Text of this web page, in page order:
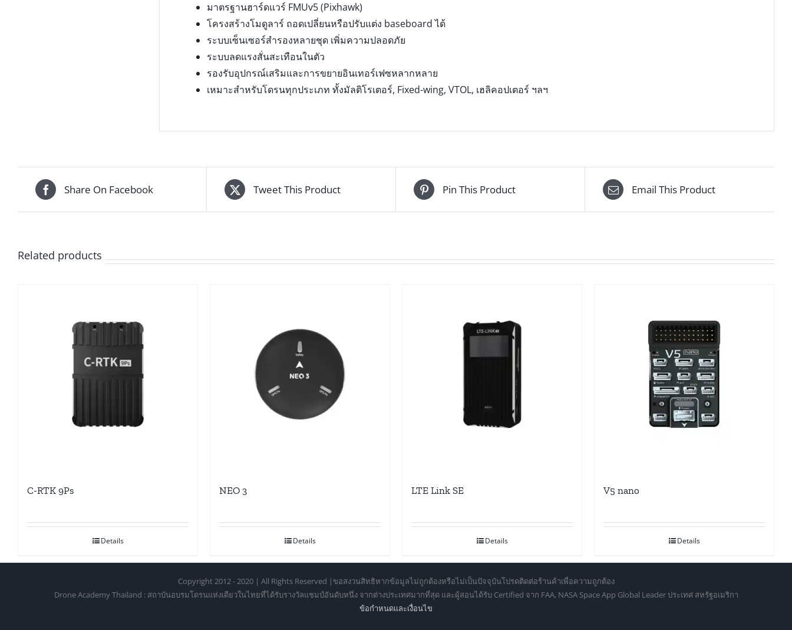
มาตรฐานฮาร์ดแวร์ FMUv5 (Pixhawk)
โครงสร้างโมดูลาร์ ถอดเปลี่ยนหรือปรับแต่ง baseboard ได้
ระบบเซ็นเซอร์สำรองหลายชุด เพิ่มความปลอดภัย
ระบบลดแรงสั่นสะเทือนในตัว
รองรับอุปกรณ์เสริมและการขยายอินเทอร์เฟซหลากหลาย
เหมาะสำหรับโดรนทุกประเภท ทั้งมัลติโรเตอร์, Fixed-wing, VTOL, เฮลิคอปเตอร์ ฯลฯ
Share On Facebook Tweet This Product Pin This Product Email This Product
Related products
C-RTK 9Ps
Details
NEO 3
Details
LTE Link SE
Details
V5 nano
Details
Copyright 2012 - 2020 | All Rights Reserved |ขอสงวนสิทธิหากข้อมูลไม่ถูกต้องหรือไม่เป็นปัจจุบันโปรดติดต่อร้านค้าเพื่อความถูกต้อง
Drone Academy Thailand : สถาบันอบรมโดรนแห่งเดียวในไทยที่ได้รับรางวัลแชมป์อันดับหนึ่ง จากต่างประเทศมากที่สุด และผู้สอนได้รับ Certified จาก FAA, NASA Space App Global Leader ประเทศ สหรัฐอเมริกา
ข้อกำหนดเเละเงื่อนไข